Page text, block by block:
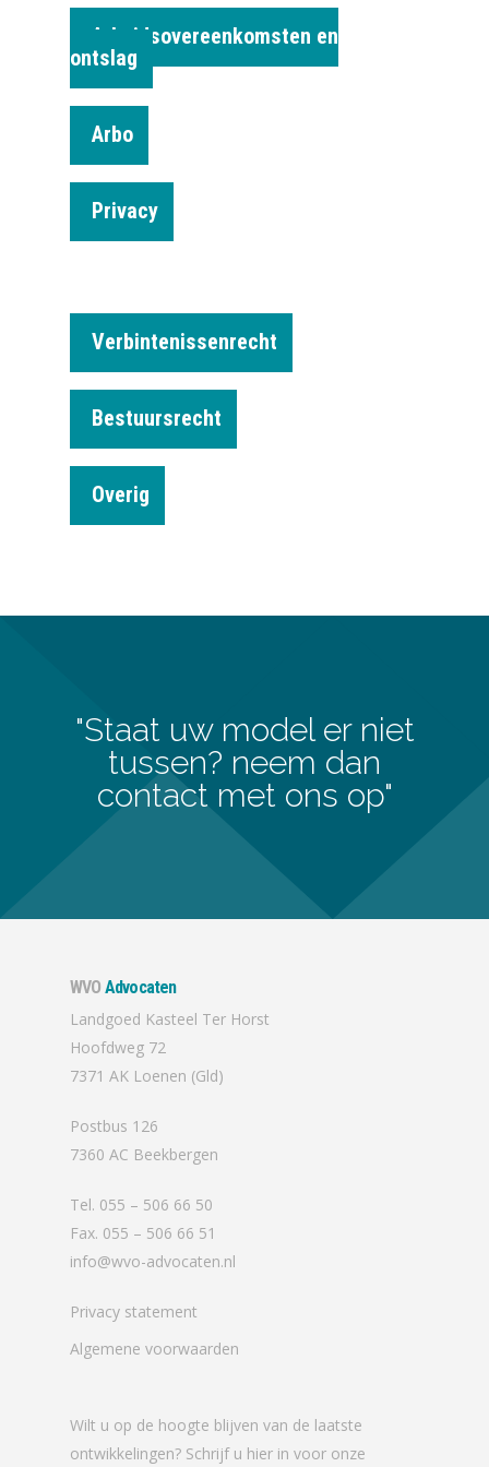
Arbeidsovereenkomsten en
ontslag
Arbo
Privacy
Verbintenissenrecht
Bestuursrecht
Overig
"Staat uw model er niet
tussen? neem dan
contact met ons op"
WVO Advocaten
Landgoed Kasteel Ter Horst
Hoofdweg 72
7371 AK Loenen (Gld)
Postbus 126
7360 AC Beekbergen
Tel. 055 – 506 66 50
Fax. 055 – 506 66 51
info@wvo-advocaten.nl
Privacy statement
Algemene voorwaarden
Wilt u op de hoogte blijven van de laatste
ontwikkelingen? Schrijf u hier in voor onze